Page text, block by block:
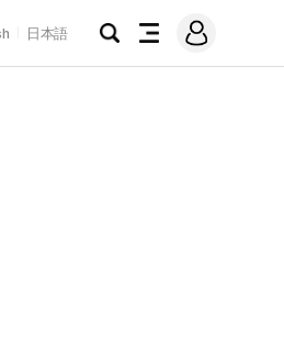
日本語
검
전
메
그